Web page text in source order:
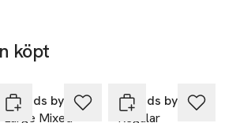
köpt
Lakrids by Bülow
Large Mixed
Lakrids by Bülow
Regular